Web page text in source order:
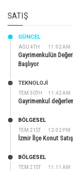
SATIŞ
AĞU 4TH 11:02 AM
GÜNCEL
Gayrimenkulün
Başlıyor
TEM 30TH 11:42 AM
TEKNOLOJİ
Gayrimenkul
TEM 21ST 12:02 PM
BÖLGESEL
İzmir İlçe Konut
TEM 21ST 11:11 AM
BÖLGESEL